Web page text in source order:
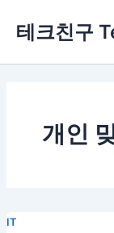
로
테크친구
개인
IT